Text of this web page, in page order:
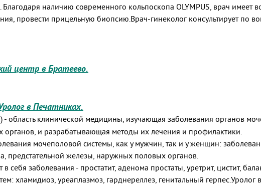
наличию современного кольпоскопа OLYMPUS, врач имеет
провести прицельную биопсию.Врач-гинеколог консультирует по
центр в Братеево.
в Печатниках.
- область клинической медицины, изучающая заболевания органов
органов, и разрабатывающая методы их лечения и профилактики.
мочеполовой системы, как у мужчин, так и у женщин:
предстательной железы, наружных половых органов.
себя заболевания - простатит, аденома простаты, уретрит, цистит,
хламидиоз, уреаплазмоз, гарднереллез, генитальный герпес.Уролог